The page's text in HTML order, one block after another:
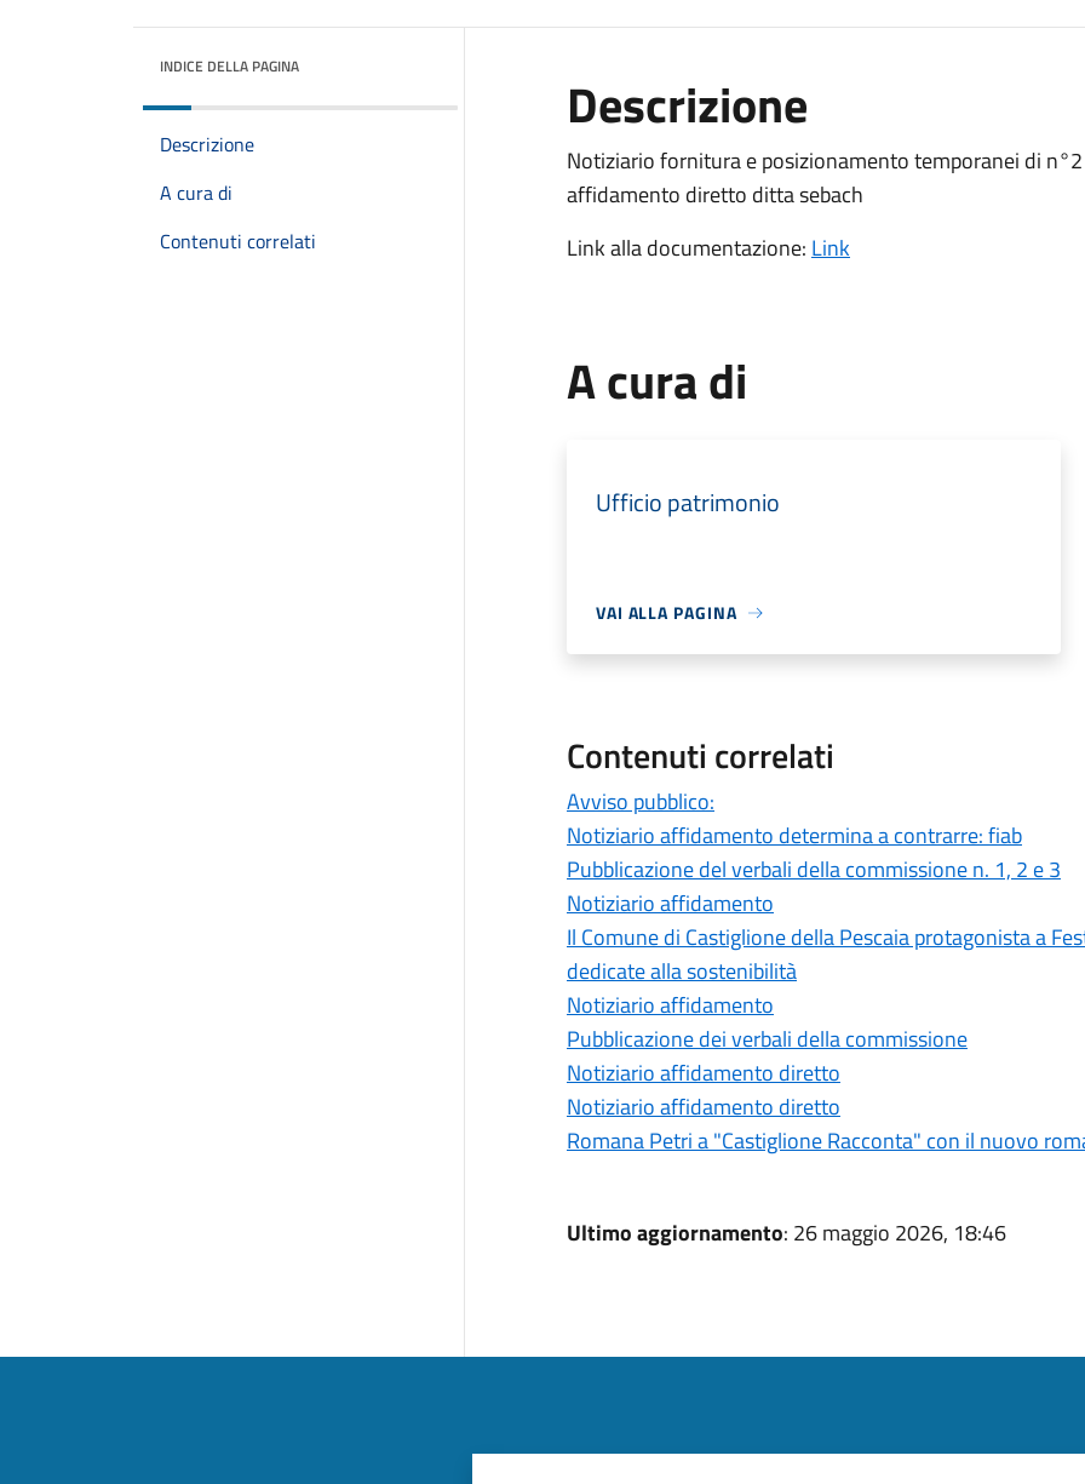
INDICE DELLA PAGINA
Descrizione
A cura di
Contenuti correlati
Descrizione
Notiziario fornitura e posizionamento temporanei di
affidamento diretto ditta sebach
Link alla documentazione: Link
A cura di
Ufficio patrimonio
VAI ALLA PAGINA
Contenuti correlati
Avviso pubblico:
Notiziario affidamento determina a contrarre: fiab
Pubblicazione del verbali della commissione n. 1, 2 e 3
Notiziario affidamento
Il Comune di Castiglione della Pescaia protagonista a
dedicate alla sostenibilità
Notiziario affidamento
Pubblicazione dei verbali della commissione
Notiziario affidamento diretto
Notiziario affidamento diretto
Romana Petri a "Castiglione Racconta" con il nuovo
Ultimo aggiornamento: 26 maggio 2026, 18:46